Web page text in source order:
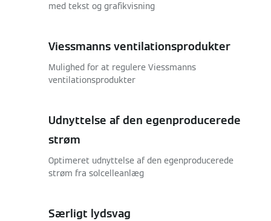
med tekst og grafikvisning
Viessmanns ventilationsprodukter
Mulighed for at regulere Viessmanns
ventilationsprodukter
Udnyttelse af den egenproducerede
strøm
Optimeret udnyttelse af den egenproducerede
strøm fra solcelleanlæg
Særligt lydsvag